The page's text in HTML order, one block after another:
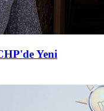
Yeni